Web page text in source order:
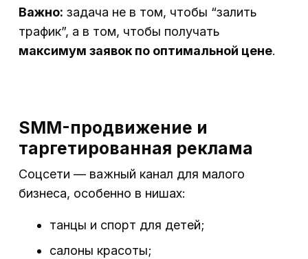
Важно: задача не в том, чтобы “залить
трафик”, а в том, чтобы получать
максимум заявок по оптимальной цене.
SMM-продвижение и
таргетированная реклама
Соцсети — важный канал для малого
бизнеса, особенно в нишах:
танцы и спорт для детей;
салоны красоты;